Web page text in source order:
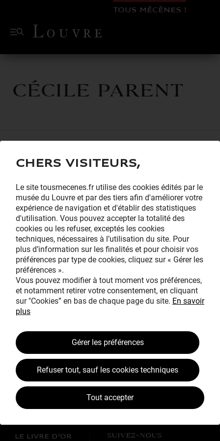
TOUS MÉCÈNES !
Cécile PARENT
Avec le mécénat
exceptionnel de
L’ŒUVRE À LA LOUPE
JEAN SIMEON CHARDIN
VOS CONTREPARTIES
ACTUALITÉS
LE LIVRE D’OR SUIVEZ-NOUS
Chers visiteurs,
Le site tousmecenes.fr utilise des cookies édités par le
musée du Louvre et par des tiers afin d'améliorer votre
expérience de navigation et d'établir des statistiques
d'utilisation. Vous pouvez accepter la totalité des
cookies ou les refuser, exceptés les cookies
techniques, nécessaires à l’utilisation du site. Pour
plus d’information sur les finalités et pour choisir vos
préférences par type de cookies, cliquez sur « Gérer les
préférences ».
Vous pouvez modifier à tout moment vos préférences,
et notamment retirer votre consentement, en cliquant
sur "Cookies” en bas de chaque page du site. En savoir
plus
Gérer les préférences
Refuser tout, sauf les cookies techniques
Tout accepter